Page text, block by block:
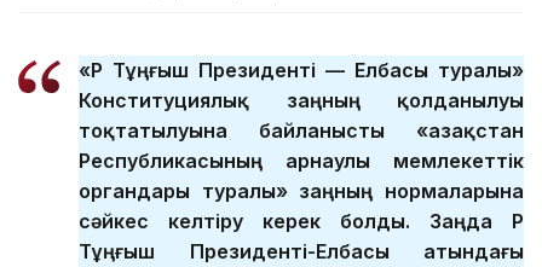
«ҚР Тұңғыш Президенті — Елбасы туралы»
Конституциялық заңның қолданылуы
тоқтатылуына байланысты «Қазақстан
Республикасының арнаулы мемлекеттік
органдары туралы» заңның нормаларына
сәйкес келтіру керек болды. Заңда ҚР
Тұңғыш Президенті-Елбасы атындағы